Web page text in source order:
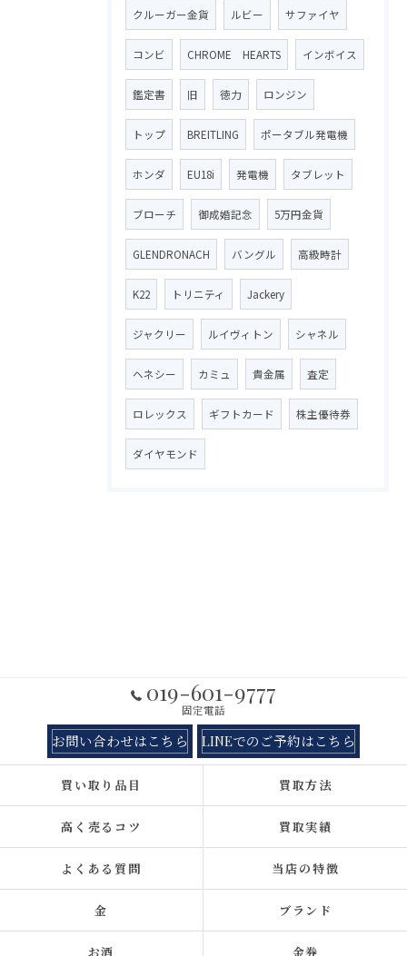
クルーガー金貨 ルビー サファイヤ
コンビ CHROME HEARTS インボイス
鑑定書 旧 徳力 ロンジン
トップ BREITLING ポータブル発電機
ホンダ EU18i 発電機 タブレット
ブローチ 御成婚記念 5万円金貨
GLENDRONACH バングル 高級時計
K22 トリニティ Jackery
ジャクリー ルイヴィトン シャネル
ヘネシー カミュ 貴金属 査定
ロレックス ギフトカード 株主優待券
ダイヤモンド
019-601-9777
固定電話
お問い合わせはこちら LINEでのご予約はこちら
買い取り品目 買取方法
高く売るコツ 買取実績
よくある質問 当店の特徴
金 ブランド
お酒 金券